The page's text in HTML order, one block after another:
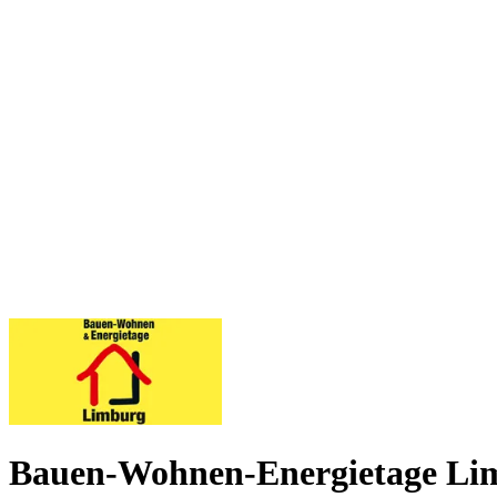
Bauen-Wohnen-Energietage